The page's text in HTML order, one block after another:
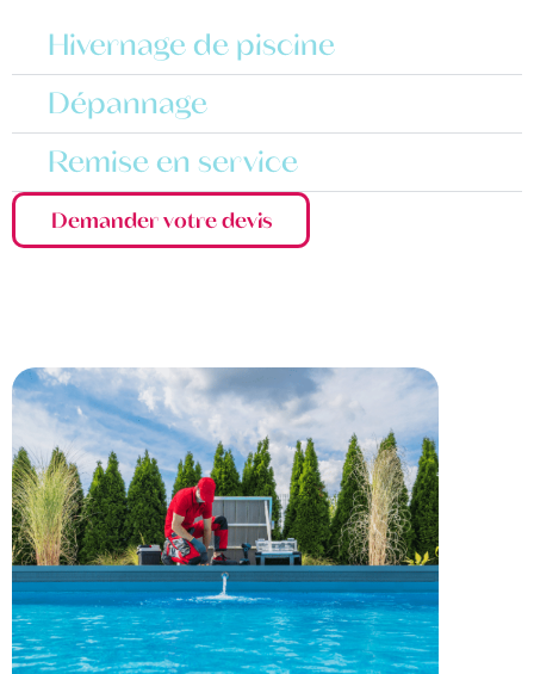
Hivernage de piscine
Dépannage
Remise en service
Demander votre devis